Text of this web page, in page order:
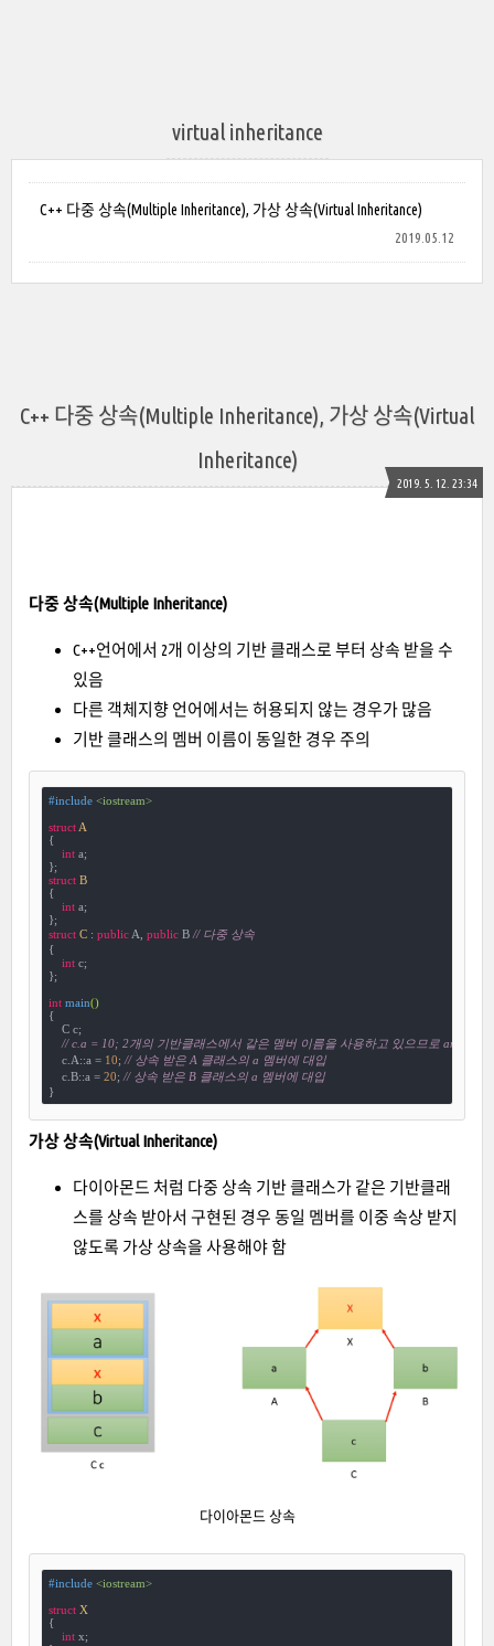
virtual inheritance
C++ 다중 상속(Multiple Inheritance), 가상 상속(Virtual Inheritance)
2019.05.12
C++ 다중 상속(Multiple Inheritance), 가상 상속(Virtual
Inheritance)
2019. 5. 12. 23:34
다중 상속(Multiple Inheritance)
C++언어에서 2개 이상의 기반 클래스로 부터 상속 받을 수
있음
다른 객체지향 언어에서는 허용되지 않는 경우가 많음
기반 클래스의 멤버 이름이 동일한 경우 주의
#include <iostream>
struct A
{
int a;
struct B
{
int a;
struct C : public A, public B // 다중 상속
{
int c;
};
int main()
{
    C c;
// c.a = 10; 2개의 기반클래스에서 같은 멤버 이름을 사용하고 있으므로
    c.A::a =
10; // 상속 받은 A 클래스의 a 멤버에 대입
    c.B::a =
20; // 상속 받은 B 클래스의 a 멤버에 대입
}
가상 상속(Virtual Inheritance)
다이아몬드 처럼 다중 상속 기반 클래스가 같은 기반클래
스를 상속 받아서 구현된 경우 동일 멤버를 이중 속상 받지
않도록 가상 상속을 사용해야 함
다이아몬드 상속
#include <iostream>
struct X
{
int x;